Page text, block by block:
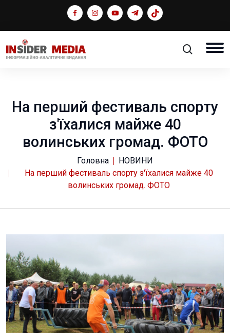
На перший фестиваль спорту
з'їхалися майже 40
волинських громад. ФОТО
Головна
НОВИНИ
На перший фестиваль спорту з'їхалися майже 40
волинських громад. ФОТО